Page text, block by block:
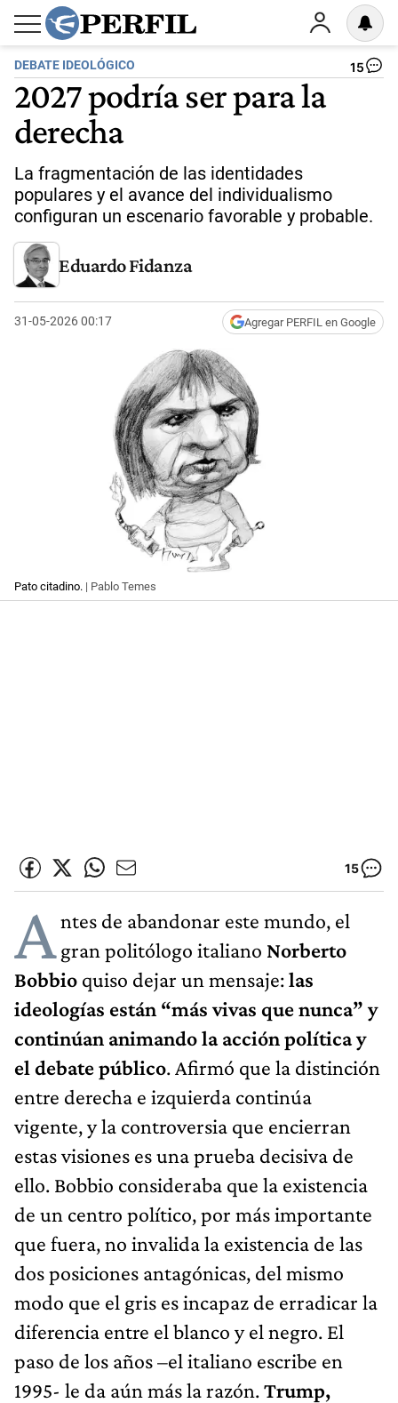
DEBATE IDEOLÓGICO 15
2027 podría ser para la
derecha
La fragmentación de las identidades
populares y el avance del individualismo
configuran un escenario favorable y probable.
Eduardo Fidanza
31-05-2026 00:17 Agregar PERFIL en Google
Pato citadino. | Pablo Temes
15
Antes de abandonar este mundo, el
gran politólogo italiano Norberto
Bobbio quiso dejar un mensaje:las
ideologías están “más vivas que nunca” y
continúan animando la acción política y
el debate público. Afirmó que la distinción
entre derecha e izquierda continúa
vigente, y la controversia que encierran
estas visiones es una prueba decisiva de
ello. Bobbio consideraba que la existencia
de un centro político, por más importante
que fuera, no invalida la existencia de las
dos posiciones antagónicas, del mismo
modo que el gris es incapaz de erradicar la
diferencia entre el blanco y el negro. El
paso de los años –el italiano escribe en
1995- le da aún más la razón.Trump,